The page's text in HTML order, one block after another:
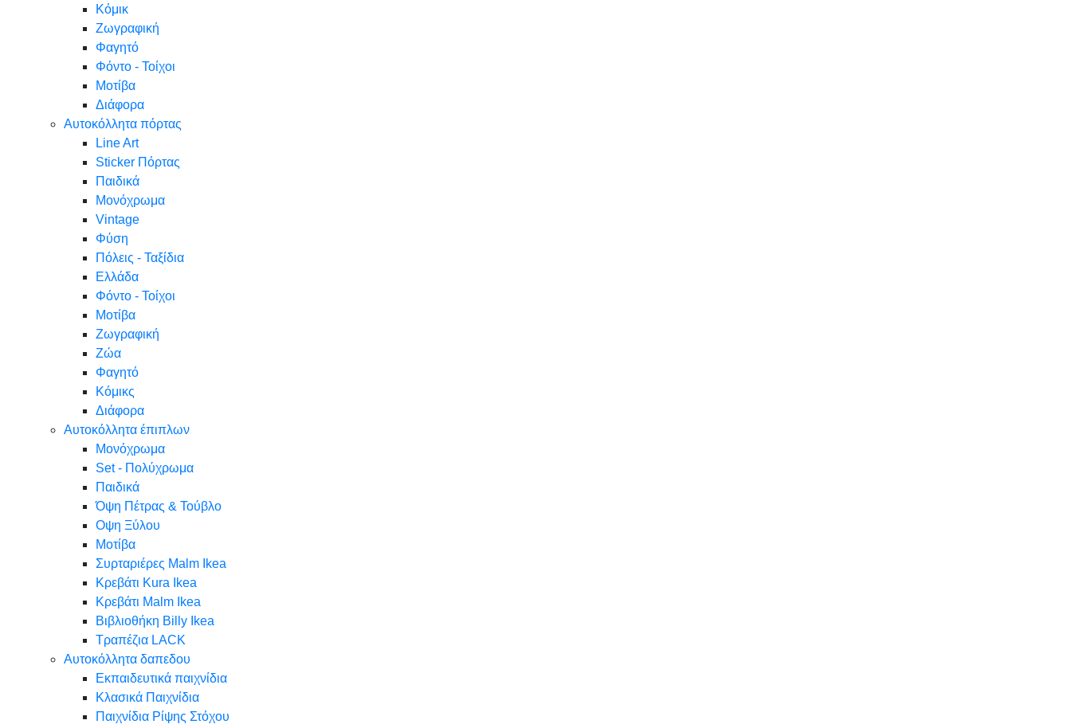
Κόμικ
Ζωγραφική
Φαγητό
Φόντο - Τοίχοι
Μοτίβα
Διάφορα
Αυτοκόλλητα πόρτας
Line Art
Sticker Πόρτας
Παιδικά
Μονόχρωμα
Vintage
Φύση
Πόλεις - Ταξίδια
Ελλάδα
Φόντο - Τοίχοι
Μοτίβα
Ζωγραφική
Ζώα
Φαγητό
Κόμικς
Διάφορα
Αυτοκόλλητα έπιπλων
Μονόχρωμα
Set - Πολύχρωμα
Παιδικά
Όψη Πέτρας & Τούβλο
Oψη Ξύλου
Μοτίβα
Συρταριέρες Malm Ikea
Κρεβάτι Kura Ikea
Κρεβάτι Malm Ikea
Βιβλιοθήκη Billy Ikea
Τραπέζια LACK
Αυτοκόλλητα δαπεδου
Εκπαιδευτικά παιχνίδια
Κλασικά Παιχνίδια
Παιχνίδια Ρίψης Στόχου